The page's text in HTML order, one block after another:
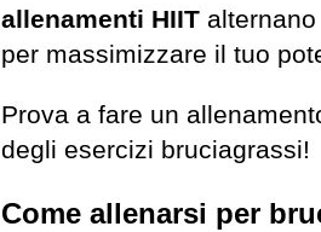
allenamenti HIIT
per massimizzare il tuo
Prova a fare un
degli esercizi bruciagrassi!
Come allenarsi per